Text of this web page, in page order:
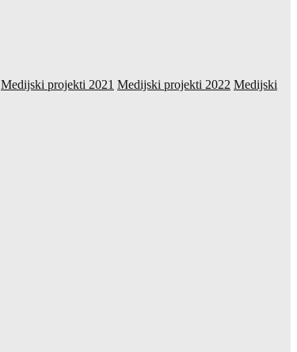
Medijski projekti 2021 Medijski projekti 2022 Medijski